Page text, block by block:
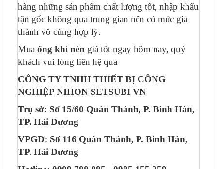
hàng những sản phẩm chất lượng tốt, nhập khẩu
tận gốc không qua trung gian nên có mức giá
thành vô cùng hợp lý.
Mua ống khí nén giá tốt ngay hôm nay, quý
khách vui lòng liên hệ qua
CÔNG TY TNHH THIẾT BỊ CÔNG
NGHIỆP NIHON SETSUBI VN
Trụ sở: Số 15/60 Quán Thánh, P. Bình Hàn,
TP. Hải Dương
VPGD: Số 116 Quán Thánh, P. Bình Hàn,
TP. Hải Dương